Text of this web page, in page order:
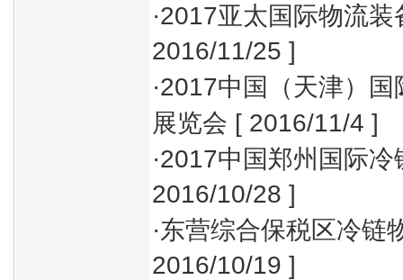
·2017亚太国际物流装
2016/11/25 ]
·2017中国（天津）
展览会 [ 2016/11/4 ]
·2017中国郑州国际冷
2016/10/28 ]
·东营综合保税区冷链
2016/10/19 ]